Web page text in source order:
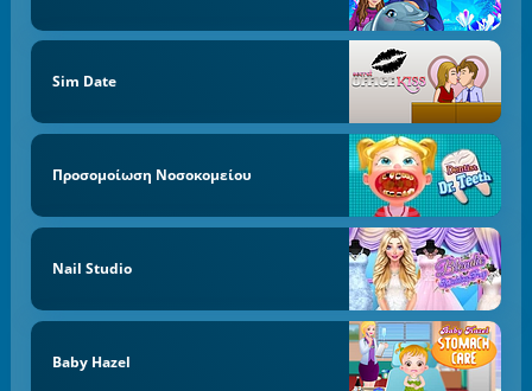
Sim Date
Προσομοίωση Νοσοκομείου
Nail Studio
Baby Hazel